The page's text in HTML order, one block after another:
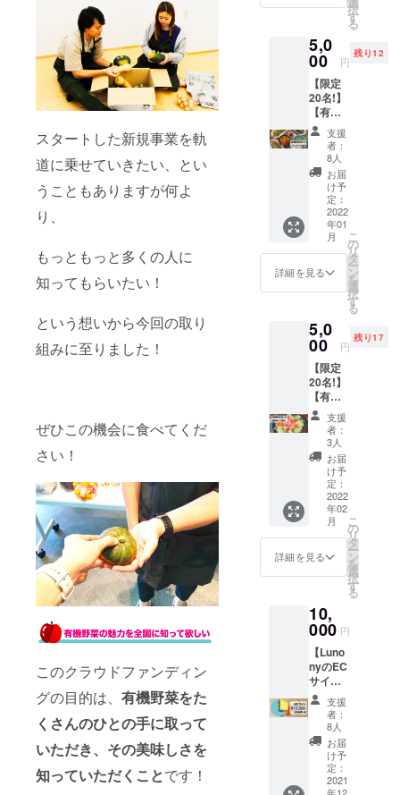
スタートした新規事業を軌
道に乗せていきたい、とい
うこともありますが何よ
り、
もっともっと多くの人に
知ってもらいたい！
という想いから今回の取り
組みに至りました！
ぜひこの機会に食べてくだ
さい！
このクラウドファンディン
グの目的は、 有機野菜をた
くさんのひとの手に取って
いただき、その美味しさを
知っていただくことです！
旬の有
を購入
できる
有機野
菜クー
ポンで
す。
5,000円
で6,000
円分
(1000円
×6)の
クーポ
ンを用
意いた
しま
す。
ショッ
lunony.
stores.j
p/) ※
クーポ
ンコー
ドは
メール
にてお
送りい
たしま
す。 ※
クーポ
ンの有
効期限
は2022
年12月1
日とい
メー
ル】+
報告
メー
ル】 ご
支援い
ただい
た方
に、心
を込め
てお礼
メール
択
す
る
5,0
00 円
残り12
【限定
20名!】
【有機
野菜を
使った
お食事
イベン
ト】 一
人でも
多くの
方に有
機野菜
を口に
してい
ただく
ために
度、 有
機野菜
を使っ
たお食
事会を
開催し
ていま
す。 こ
ちらを
選択さ
れた方
は、12
月に開
催する
お食事
イベン
トの参
個を提
供いた
しま
す。 旬
の有機
野菜を
使った
料理を
お楽し
みくだ
さい。
日時：1
月某日
支援
者：
8人
お届
け予
定：
2022
年01
月
詳細を見る
こ
の
リ
タ
ー
ン
を
選
択
す
る
5,0
00 円
残り17
【限定
20名!】
【有機
野菜を
使った
お鍋
会】 一
人でも
多くの
方に有
機野菜
を口に
してい
ただく
ために
月に1
機野菜
を使っ
たお食
事会を
開催し
ていま
す。 こ
ちらを
選択さ
れた方
は、1月
に開催
するお
支援
者：
3人
お届
け予
定：
2022
年02
月
詳細を見る
こ
の
リ
タ
ー
ン
を
選
択
す
る
10,
000 円
【Luno
nyのEC
サイト
で使え
る有機
野菜
クーポ
12,000
円分】
支援
者：
8人
お届
け予
定：
2021
年12